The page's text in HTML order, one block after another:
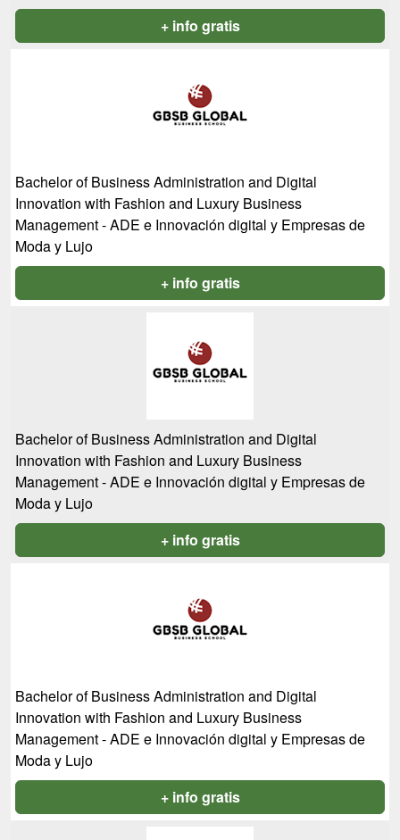
+ info gratis
Bachelor of Business Administration and Digital
Innovation with Fashion and Luxury Business
Management - ADE e Innovación digital y Empresas de
Moda y Lujo
+ info gratis
Bachelor of Business Administration and Digital
Innovation with Fashion and Luxury Business
Management - ADE e Innovación digital y Empresas de
Moda y Lujo
+ info gratis
Bachelor of Business Administration and Digital
Innovation with Fashion and Luxury Business
Management - ADE e Innovación digital y Empresas de
Moda y Lujo
+ info gratis